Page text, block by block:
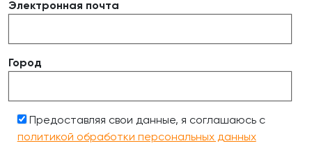
Электронная почта
Город
Предоставляя свои данные, я соглашаюсь с
политикой обработки персональных данных